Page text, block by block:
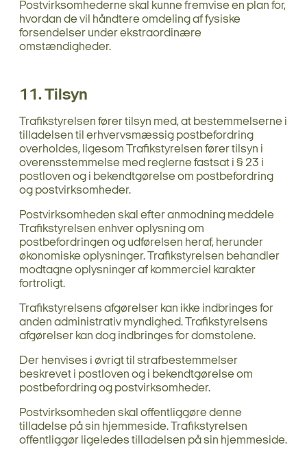
Postvirksomhederne skal kunne fremvise en plan for,
hvordan de vil håndtere omdeling af fysiske
forsendelser under ekstraordinære
omstændigheder.
11. Tilsyn
Trafikstyrelsen fører tilsyn med, at bestemmelserne i
tilladelsen til erhvervsmæssig postbefordring
overholdes, ligesom Trafikstyrelsen fører tilsyn i
overensstemmelse med reglerne fastsat i § 23 i
postloven og i bekendtgørelse om postbefordring
og postvirksomheder.
Postvirksomheden skal efter anmodning meddele
Trafikstyrelsen enhver oplysning om
postbefordringen og udførelsen heraf, herunder
økonomiske oplysninger. Trafikstyrelsen behandler
modtagne oplysninger af kommerciel karakter
fortroligt.
Trafikstyrelsens afgørelser kan ikke indbringes for
anden administrativ myndighed. Trafikstyrelsens
afgørelser kan dog indbringes for domstolene.
Der henvises i øvrigt til strafbestemmelser
beskrevet i postloven og i bekendtgørelse om
postbefordring og postvirksomheder.
Postvirksomheden skal offentliggøre denne
tilladelse på sin hjemmeside. Trafikstyrelsen
offentliggør ligeledes tilladelsen på sin hjemmeside.